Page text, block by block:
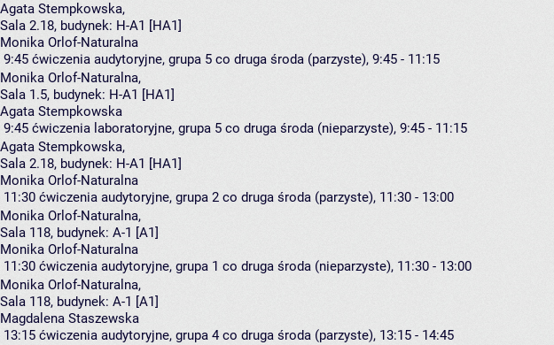
Agata Stempkowska,
Sala 2.18, budynek: H-A1 [HA1]
Monika Orlof-Naturalna
9:45 ćwiczenia audytoryjne, grupa 5 co druga środa (parzyste), 9:45 - 11:15
Monika Orlof-Naturalna,
Sala 1.5, budynek: H-A1 [HA1]
Agata Stempkowska
9:45 ćwiczenia laboratoryjne, grupa 5 co druga środa (nieparzyste), 9:45 - 11:15
Agata Stempkowska,
Sala 2.18, budynek: H-A1 [HA1]
Monika Orlof-Naturalna
11:30 ćwiczenia audytoryjne, grupa 2 co druga środa (parzyste), 11:30 - 13:00
Monika Orlof-Naturalna,
Sala 118, budynek: A-1 [A1]
Monika Orlof-Naturalna
11:30 ćwiczenia audytoryjne, grupa 1 co druga środa (nieparzyste), 11:30 - 13:00
Monika Orlof-Naturalna,
Sala 118, budynek: A-1 [A1]
Magdalena Staszewska
13:15 ćwiczenia audytoryjne, grupa 4 co druga środa (parzyste), 13:15 - 14:45